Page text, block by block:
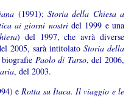
(1991);Storia della Chiesa a
ai giorni nostridel 1999 e una
) del 1997, che avrà diverse
2005, sarà intitolato Storia della
Paolo di Tarso, del 2006,
, del 2003.
e Rotta su Itaca. Il viaggio e le